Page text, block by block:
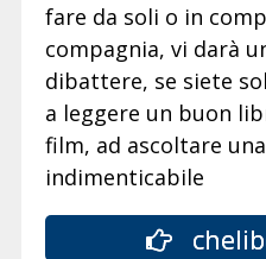
fare da soli o in
compagnia, vi darà
dibattere, se siete
a leggere un buon
film, ad ascoltare
indimenticabile